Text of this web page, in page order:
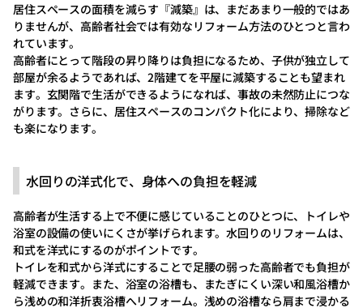
居住スペースの面積を減らす『減築』は、まだあまり一般的ではあ
りませんが、高齢者社会では有効なリフォーム方法のひとつと言わ
れています。
高齢者にとって階段の昇り降りは負担になるため、子供が独立して
部屋が余るようであれば、2階建てを平屋に減築することも望まれ
ます。玄関階で生活ができるようになれば、事故の未然防止につな
がります。さらに、居住スペースのコンパクト化により、掃除など
も楽になります。
水回りの洋式化で、身体への負担を軽減
高齢者が生活する上で不便に感じていることのひとつに、トイレや
浴室の設備の使いにくさが挙げられます。水回りのリフォームは、
和式を洋式にするのがポイントです。
トイレを和式から洋式にすることで足腰の弱った高齢者でも負担が
軽減できます。また、浴室の浴槽も、またぎにくい深い和風浴槽か
ら浅めの和洋折衷浴槽へリフォーム。浅めの浴槽なら肩まで浸かる